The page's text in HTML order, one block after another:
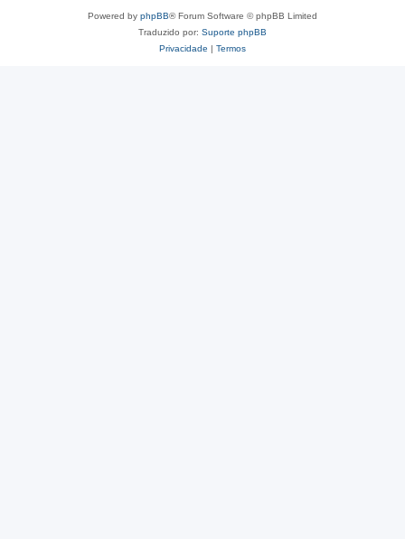
Powered by phpBB® Forum Software © phpBB Limited
Traduzido por: Suporte phpBB
Privacidade | Termos